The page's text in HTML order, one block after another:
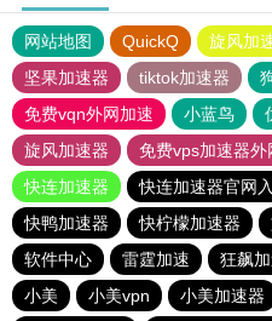
网站地图 QuickQ 旋风加
坚果加速器
tiktok加速器
免费vqn外网加速
小蓝鸟
旋风加速器
免费vps加速器外
快连加速器
快连加速器官网
快鸭加速器
快柠檬加速器
软件中心
雷霆加速 狂飙
小美
小美vpn 小美加速器